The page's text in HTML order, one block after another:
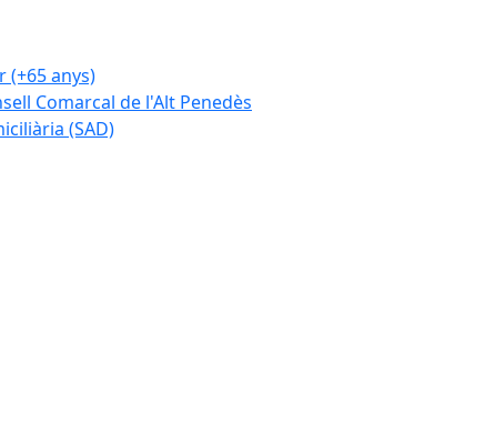
(+65 anys)
Comarcal de l'Alt Penedès
(SAD)